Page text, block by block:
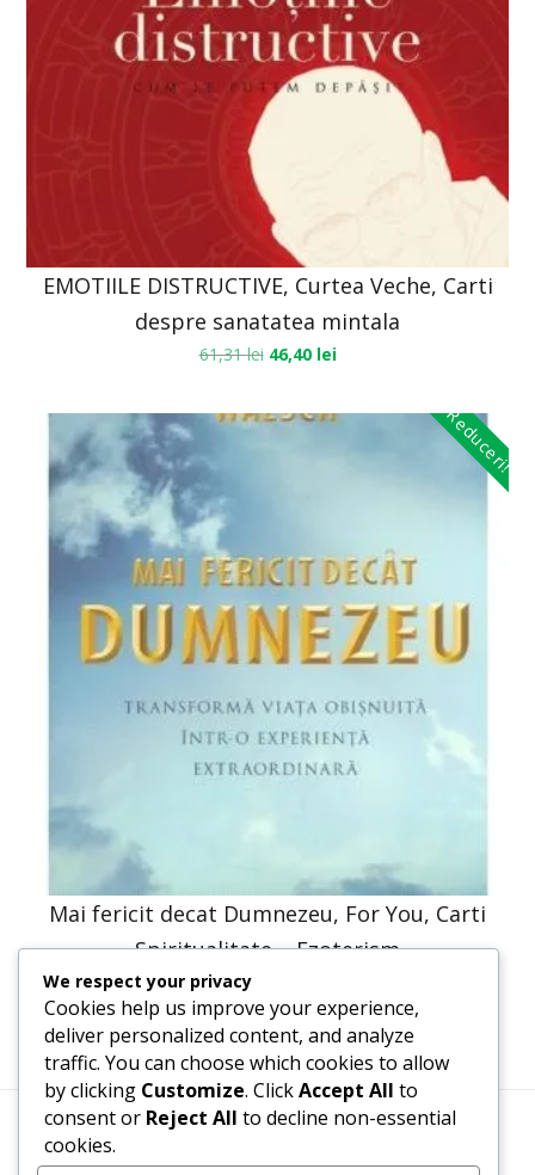
EMOTIILE DISTRUCTIVE, Curtea Veche, Carti
despre sanatatea mintala
61,31lei 46,40 lei
Reduceri!
Mai fericit decat Dumnezeu, For You, Carti
Spiritualitate – Ezoterism
30,66lei
Termeni, Condiții & Protecția Datelor (GDPR)
We respect your privacy
Cookies help us improve your experience,
deliver personalized content, and analyze
traffic. You can choose which cookies to allow
by clicking Customize. ClickAccept All to
consent or Reject All to decline non-essential
cookies.